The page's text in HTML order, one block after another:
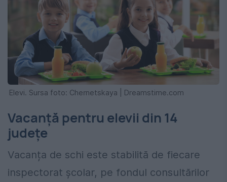
Elevi. Sursa foto: Chernetskaya | Dreamstime.com
Vacanță pentru elevii din 14
județe
Vacanța de schi este stabilită de fiecare
inspectorat școlar, pe fondul consultărilor